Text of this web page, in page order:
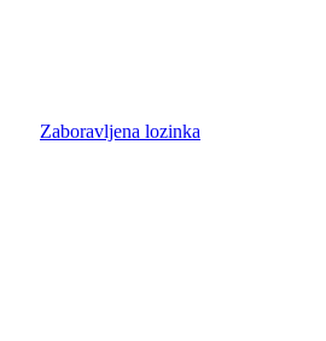
Zaboravljena lozinka